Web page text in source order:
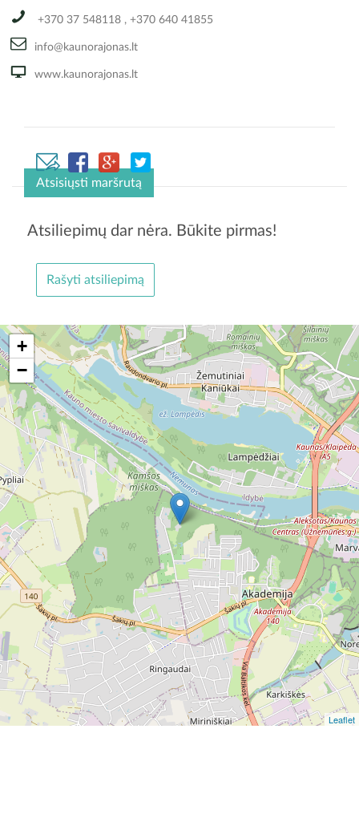
+370 37 548118 ,+370 640 41855
info@kaunorajonas.lt
www.kaunorajonas.lt
Atsisiųsti maršrutą
Atsiliepimų dar nėra. Būkite pirmas!
Rašyti atsiliepimą
+
−
Leaflet